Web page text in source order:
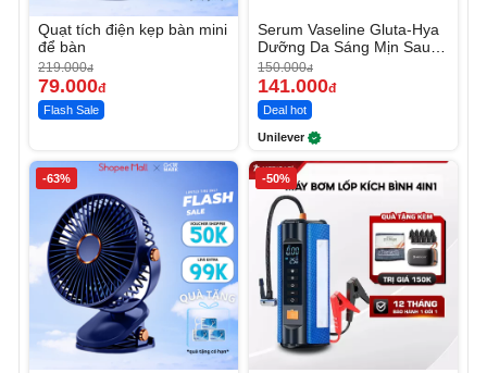
Quạt tích điện kẹp bàn mini
để bàn
219.000đ
79.000đ
Flash Sale
Serum Vaseline Gluta-Hya
Dưỡng Da Sáng Mịn Sau 7
Ngày
150.000đ
141.000đ
Deal hot
Unilever
-63% -50%